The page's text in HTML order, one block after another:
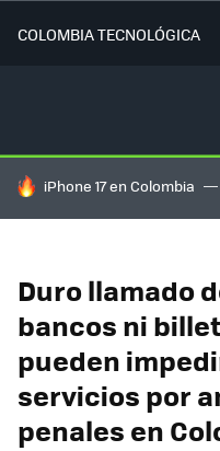
COLOMBIA TECNOLÓGICA
HOY SE HABLA DE
iPhone 17 en Colombia
Duro llamado
bancos ni
pueden
servicios por
penales en